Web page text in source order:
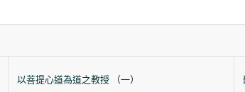
以菩提心道為道之教授 （一）